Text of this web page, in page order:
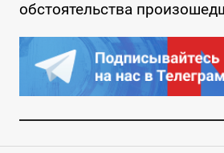
обстоятельства